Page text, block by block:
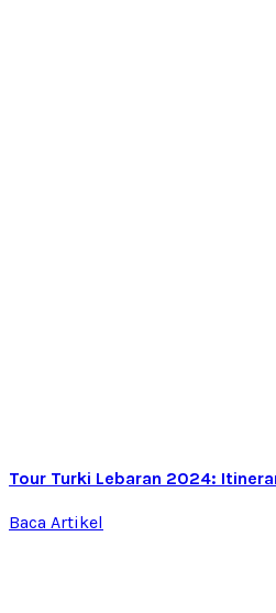
Tour Turki Lebaran 2024:
Baca Artikel